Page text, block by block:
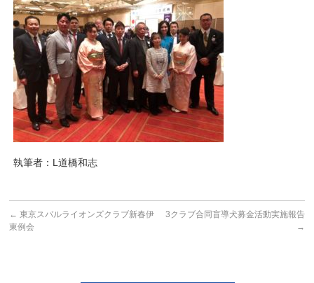
執筆者：L道橋和志
← 東京スバルライオンズクラブ新春伊
東例会
3クラブ合同盲導犬募金活動実施報告
→